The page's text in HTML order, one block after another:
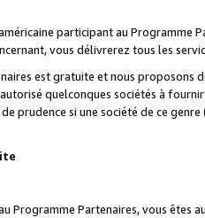
participant au
vous délivrerez tous les
est gratuite et nous proposons
quelconques sociétés à
prudence si une société de ce
Programme Partenaires, vous êtes